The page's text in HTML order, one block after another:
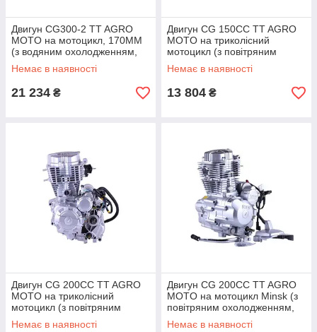
Двигун CG300-2 TT AGRO
MOTO на мотоцикл, 170ММ
(з водяним охолодженням,
бензиновим), без лапок
УЦЕНКА
Немає в наявності
21 234 ₴
Двигун СG 150CC TT AGRO
MOTO на триколісний
мотоцикл (з повітряним
охолодженням, бензиновий)
Немає в наявності
13 804 ₴
Двигун СG 200CC TT AGRO
MOTO на триколісний
мотоцикл (з повітряним
охолодженням, бензиновий)
Немає в наявності
Двигун СG 200СС TT AGRO
MOTO на мотоцикл Minsk (з
повітряним охолодженням,
бензиновий)
Немає в наявності